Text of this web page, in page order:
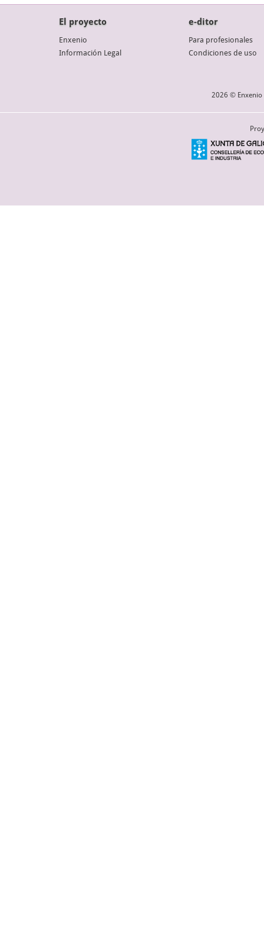
El proyecto
Enxenio
Información Legal
e-ditor
Para profesionales
Condiciones de uso
2026 © Enxenio